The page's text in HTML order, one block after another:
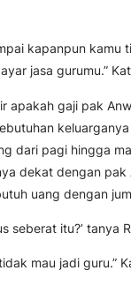
kapanpun kamu
jasa gurumu.”
apakah gaji pak
dari pagi hingga
dekat dengan pak
uang dengan
seberat itu?’ tanya
mau jadi guru.”